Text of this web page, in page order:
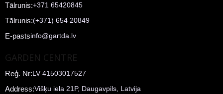
Tālrunis:+371 65420845
Tālrunis:(+371) 654 20849
E-pastsinfo@gartda.lv
GARDEN CENTRE
Reģ. Nr:LV 41503017527
Address:Višķu iela 21P, Daugavpils, Latvija